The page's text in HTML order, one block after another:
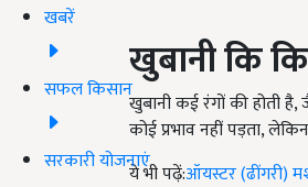
खबरें
सफल किसान
सरकारी योजनाएं
खुबानी कि
खुबानी कई रंगों की होती
कोई प्रभाव नहीं पड़ता,
ये भी पढ़ें:ऑयस्टर (ढींगरी)